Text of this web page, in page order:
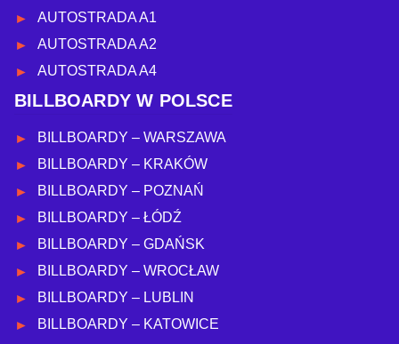
AUTOSTRADA A1
AUTOSTRADA A2
AUTOSTRADA A4
BILLBOARDY W POLSCE
BILLBOARDY – WARSZAWA
BILLBOARDY – KRAKÓW
BILLBOARDY – POZNAŃ
BILLBOARDY – ŁÓDŹ
BILLBOARDY – GDAŃSK
BILLBOARDY – WROCŁAW
BILLBOARDY – LUBLIN
BILLBOARDY – KATOWICE